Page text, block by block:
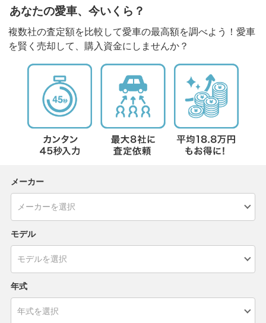
あなたの愛車、今いくら？
複数社の査定額を比較して愛車の最高額を調べよう！愛車
を賢く売却して、購入資金にしませんか？
メーカー
モデル
年式